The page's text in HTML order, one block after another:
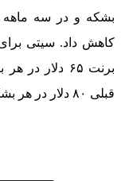
برنت ۶۵
قبلی ۸۰ دلار در هر بشکه برای سال ۲۰۲۷ کاهش یافته است.